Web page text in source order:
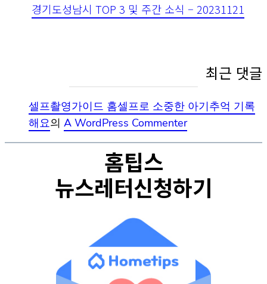
경기도성남시 TOP 3 및 주간 소식 – 20231121
최근 댓글
셀프촬영가이드 홈셀프로 소중한 아기추억 기록
해요의 A WordPress Commenter
홈팁스
뉴스레터신청하기